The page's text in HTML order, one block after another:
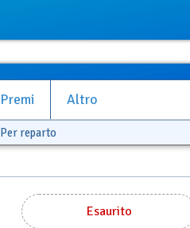
Premi Altro
Per reparto
Esaurito